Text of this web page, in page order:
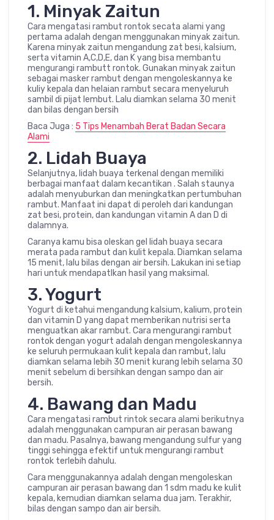
1. Minyak Zaitun
Cara mengatasi rambut rontok secata alami yang
pertama adalah dengan menggunakan minyak zaitun.
Karena minyak zaitun mengandung zat besi, kalsium,
serta vitamin A,C,D,E, dan K yang bisa membantu
mengurangi rambutt rontok. Gunakan minyak zaitun
sebagai masker rambut dengan mengoleskannya ke
kuliy kepala dan helaian rambut secara menyeluruh
sambil di pijat lembut. Lalu diamkan selama 30 menit
dan bilas dengan bersih
Baca Juga : 5 Tips Menambah Berat Badan Secara
Alami
2. Lidah Buaya
Selanjutnya, lidah buaya terkenal dengan memiliki
berbagai manfaat dalam kecantikan . Salah staunya
adalah menyuburkan dan meningkatkan pertumbuhan
rambut. Manfaat ini dapat di peroleh dari kandungan
zat besi, protein, dan kandungan vitamin A dan D di
dalamnya.
Caranya kamu bisa oleskan gel lidah buaya secara
merata pada rambut dan kulit kepala. Diamkan selama
15 menit, lalu bilas dengan air bersih. Lakukan ini setiap
hari untuk mendapatlkan hasil yang maksimal.
3. Yogurt
Yogurt di ketahui mengandung kalsium, kalium, protein
dan vitamin D yang dapat memberikan nutrisi serta
menguatkan akar rambut. Cara mengurangi rambut
rontok dengan yogurt adalah dengan mengoleskannya
ke seluruh permukaan kulit kepala dan rambut, lalu
diamkan selama lebih 30 menit kurang lebih selama 30
menit sebelum di bersihkan dengan sampo dan air
bersih.
4. Bawang dan Madu
Cara mengatasi rambut rintok secara alami berikutnya
adalah menggunakan campuran air perasan bawang
dan madu. Pasalnya, bawang mengandung sulfur yang
tinggi sehingga efektif untuk mengurangi rambut
rontok terlebih dahulu.
Cara menggunakannya adalah dengan mengoleskan
campuran air perasan bawang dan 1 sdm madu ke kulit
kepala, kemudian diamkan selama dua jam. Terakhir,
bilas dengan sampo dan air bersih.